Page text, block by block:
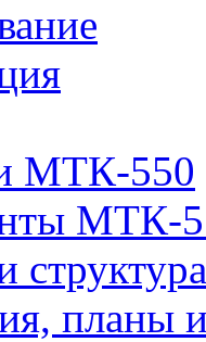
МТК-550
МТК-
структура
планы